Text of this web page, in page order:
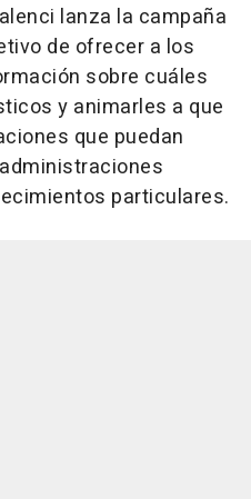
lanza la campaña
de ofrecer a los
sobre cuáles
y animarles a que
que puedan
particulares.